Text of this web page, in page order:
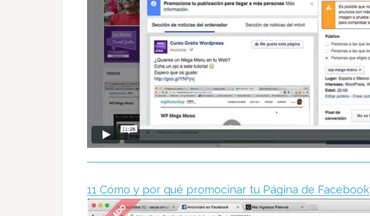
11 Cómo y por qué promocinar tu Página de Facebook